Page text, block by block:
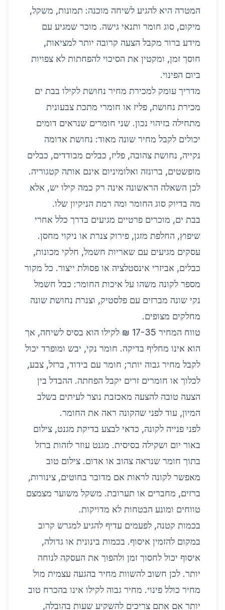
המטרה היא להגיע לשיחה מוכנה: תמונות, משקל,
מיקום, סוג חומר ותנאי גישה. מוכר שמגיע עם
מידע ברור מקבל הצעה קרובה יותר למציאות,
חוסך זמן, ומקטין את הסיכוי להפחתות לא צפויות
ביום הפינוי.
מדריך עומק למכירת מחיר נחושת לקילו בבת ים
מכירת נחושת, פליז או חומרי מתכת צבעונית
מתחילה בזיהוי נכון. שני חומרים שנראים דומים
יכולים לקבל מחיר שונה מאוד: נחושת אדומה
נקייה, נחושת צהובה, פליז, כבלים מבודדים, כבלים
מופשטים, ברונזה ואלומיניום אינם אותה קטגוריה.
לכן השאלה הראשונה אינה רק כמה קילו יש, אלא
מה בדיוק סוג החומר ומה רמת הניקיון שלו.
בבת ים, מוכרים פרטיים מגיעים בדרך כלל אחרי
שיפוץ, החלפת מזגן, פירוק צנרת או ניקוי מחסן.
עסקים מגיעים עם שאריות חשמל, חלקי מכונות,
כבלים, אביזרי אינסטלציה או פסולת ייצור. כל מקור
מספר לקונה משהו על איכות החומר: כבל חשמל
נקי שונה מברזים עם פלסטיק, וצנרת נחושת שונה
מחלקים מצופים.
טווח המחיר 17-35 ₪ לקילו הוא בסיס לשיחה, אך
הוא אינו מחליף בדיקה. חומר נקי, יבש ומופרד יכול
לקבל מחיר גבוה יותר; חומר עם בידוד, ברזל, צבע,
לכלוך או חומרים זרים יקבל הפחתה. ההבדל בין
הצעה טובה להצעה מאכזבת נוצר לעיתים בשלב
המיון, עוד לפני שהקונה ראה את החומר.
לפני פנייה לקונה, כדאי לבצע בדיקת מגנט, צילום
באור יום ושקילה בסיסית. מגנט עוזר לזהות ברזל
בתוך חומר שנראה צהוב או אדום. צילום טוב
מאפשר לקונה לראות אם מדובר בחוטים, צינורות,
ברזים, מחברים או תערובת. משקל משוער מצמצם
טווחים ומונע הבטחות לא מדויקות.
בכמות קטנה, לפעמים עדיף להגיע למגרש קרוב
במקום להזמין איסוף. בכמות בינונית או גדולה,
איסוף יכול לחסוך זמן ולהפוך את העסקה לנוחה
יותר. לכן חשוב להשוות מחיר בהגעה עצמית מול
מחיר כולל פינוי. מחיר גבוה לקילו אינו בהכרח טוב
יותר אם אתם צריכים להשקיע שעות בהובלה,